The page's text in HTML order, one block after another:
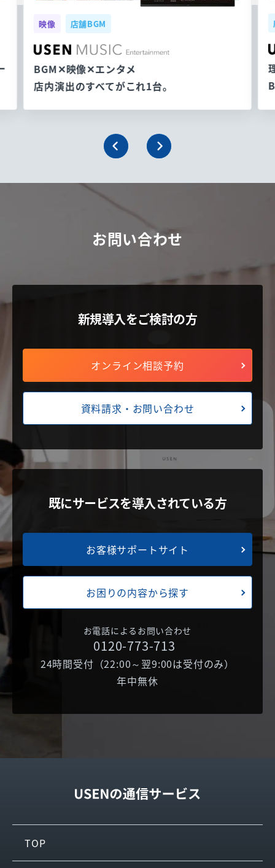
映像 店舗BGM
BGM✕映像✕エンタメ
店内演出のすべてがこれ1台。
お問い合わせ
新規導入をご検討の方
オンライン相談予約
資料請求・お問い合わせ
既にサービスを導入されている方
お客様サポートサイト
お困りの内容から探す
お電話によるお問い合わせ
0120-773-713
24時間受付（22:00～翌9:00は受付のみ）
年中無休
TOP